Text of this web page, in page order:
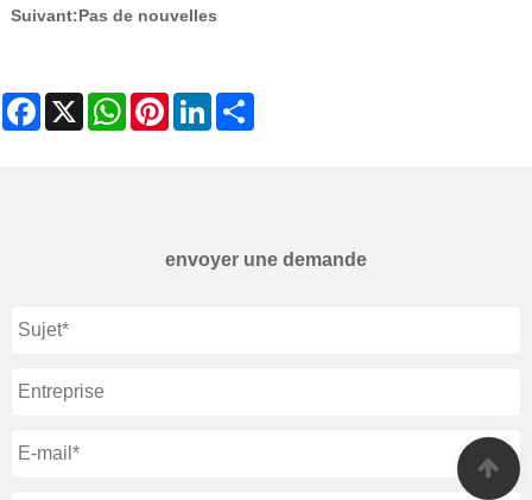
Suivant:Pas de nouvelles
Facebook
X WhatsAppPinterestLinkedIn
envoyer une demande